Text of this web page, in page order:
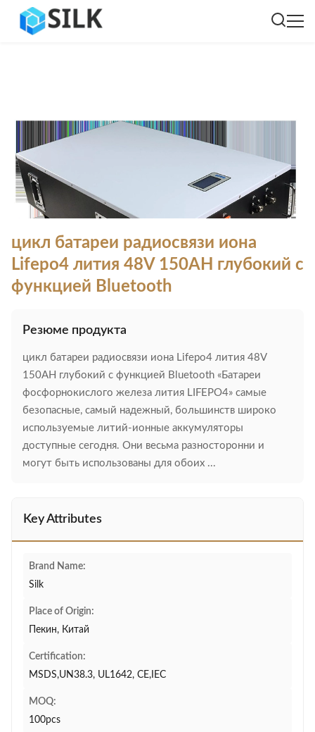
цикл батареи радиосвязи иона
Lifepo4 лития 48V 150AH глубокий с
функцией Bluetooth
Резюме продукта
цикл батареи радиосвязи иона Lifepo4 лития 48V
150AH глубокий с функцией Bluetooth «Батареи
фосфорнокислого железа лития LIFEPO4» самые
безопасные, самый надежный, большинств широко
используемые литий-ионные аккумуляторы
доступные сегодня. Они весьма разносторонни и
могут быть использованы для обоих ...
Key Attributes
Brand Name:
Silk
Place of Origin:
Пекин, Китай
Certification:
MSDS,UN38.3, UL1642, CE,IEC
MOQ:
100pcs